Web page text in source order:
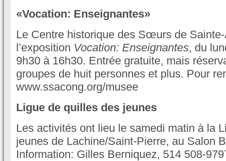
«Vocation: Enseignantes»
Le Centre historique des Sœurs de
l’exposition Vocation: Enseignantes, du
9h30 à 16h30. Entrée gratuite, mais
groupes de huit personnes et plus. Pour
www.ssacong.org/musee
Ligue de quilles des jeunes
Les activités ont lieu le samedi matin à la
jeunes de Lachine/Saint-Pierre, au Salon
Information: Gilles Berniquez, 514 508-